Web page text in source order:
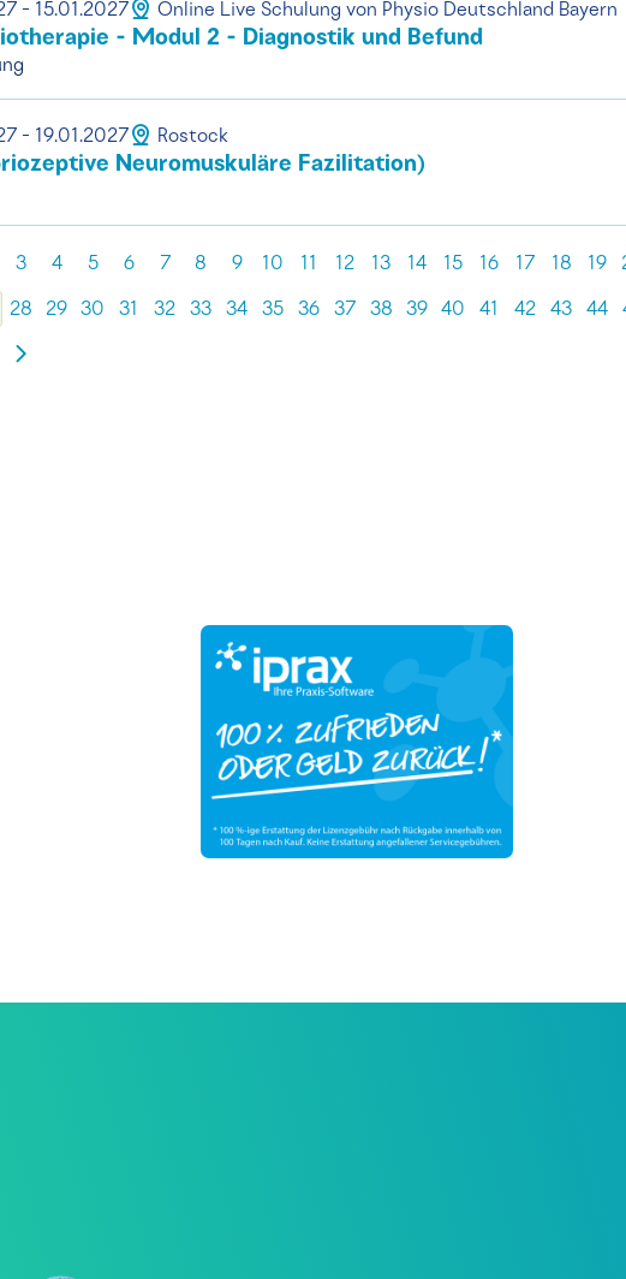
- 15.01.2027 Online Live Schulung von Physio Deutschland Bayern
- Modul 2 - Diagnostik und Befund
- 19.01.2027 Rostock
Neuromuskuläre Fazilitation)
3 4 5 6 7 8 9 10 11 12 13 14 15 16 17 18 19
28 29 30 31 32 33 34 35 36 37 38 39 40 41 42 43 44